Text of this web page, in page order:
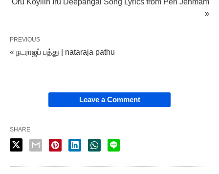
Oru Koyilin Iru Deepangal Song Lyrics from Pen Jenmam
»
PREVIOUS
« நடராஜப் பத்து | nataraja pathu
Leave a Comment
SHARE